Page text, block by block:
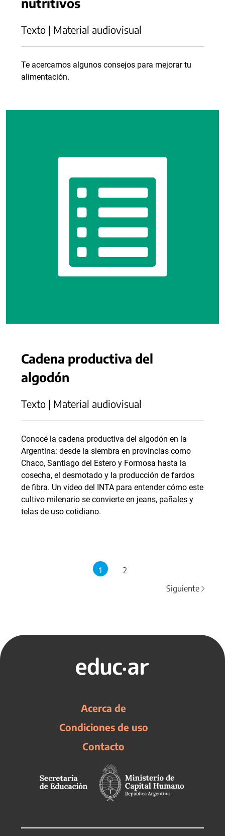
Texto | Material audiovisual
Te acercamos algunos consejos para mejorar tu
alimentación.
Cadena productiva del
algodón
Texto | Material audiovisual
Conocé la cadena productiva del algodón en la
Argentina: desde la siembra en provincias como
Chaco, Santiago del Estero y Formosa hasta la
cosecha, el desmotado y la producción de fardos
de fibra. Un video del INTA para entender cómo este
cultivo milenario se convierte en jeans, pañales y
telas de uso cotidiano.
1
2
Siguiente
Acerca de
Condiciones de uso
Contacto